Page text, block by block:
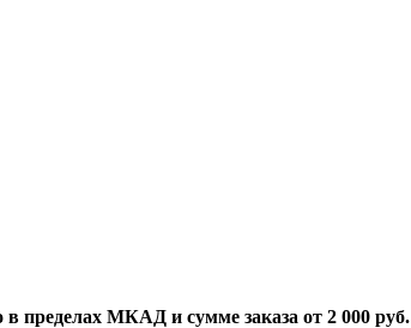
пределах МКАД и сумме заказа от 2 000 руб.